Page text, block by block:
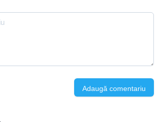
Adaugă comentariu